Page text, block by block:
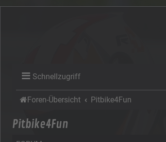
Schnellzugriff
Foren-Übersicht Pitbike4Fun
Pitbike4Fun